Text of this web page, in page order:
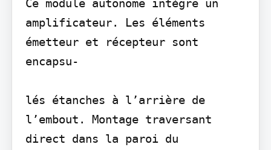
Ce module autonome intègre un
amplificateur. Les éléments
émetteur et récepteur sont
encapsu-
lés étanches à l’arrière de
l’embout. Montage traversant
direct dans la paroi du